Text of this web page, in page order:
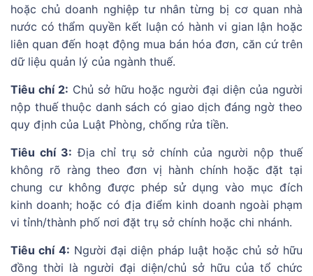
hoặc chủ doanh nghiệp tư nhân từng bị cơ quan nhà
nước có thẩm quyền kết luận có hành vi gian lận hoặc
liên quan đến hoạt động mua bán hóa đơn, căn cứ trên
dữ liệu quản lý của ngành thuế.
Tiêu chí 2: Chủ sở hữu hoặc người đại diện của người
nộp thuế thuộc danh sách có giao dịch đáng ngờ theo
quy định của Luật Phòng, chống rửa tiền.
Tiêu chí 3: Địa chỉ trụ sở chính của người nộp thuế
không rõ ràng theo đơn vị hành chính hoặc đặt tại
chung cư không được phép sử dụng vào mục đích
kinh doanh; hoặc có địa điểm kinh doanh ngoài phạm
vi tỉnh/thành phố nơi đặt trụ sở chính hoặc chi nhánh.
Tiêu chí 4: Người đại diện pháp luật hoặc chủ sở hữu
đồng thời là người đại diện/chủ sở hữu của tổ chức